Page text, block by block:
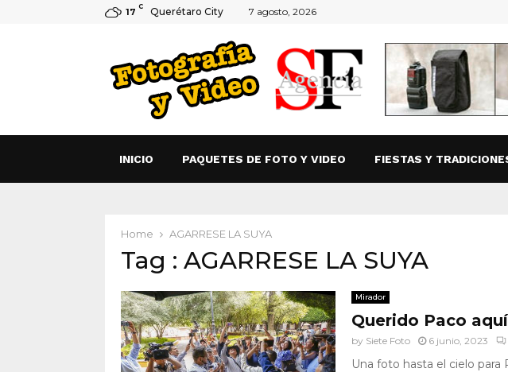
17 C Querétaro City 7 agosto, 2026
INICIO PAQUETES DE FOTO Y VIDEO FIESTAS Y
Home AGARRESE LA SUYA
Tag : AGARRESE LA SUYA
Mirador
Querido Paco
by Siete Foto 6 junio, 2023
Una foto hasta el cielo para